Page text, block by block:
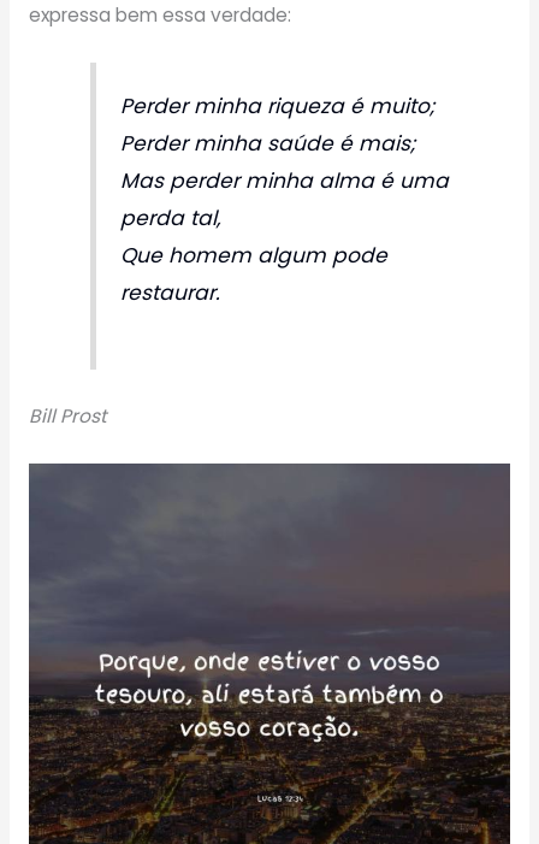
expressa bem essa verdade:
Perder minha riqueza é muito;
Perder minha saúde é mais;
Mas perder minha alma é uma
perda tal,
Que homem algum pode
restaurar.
Bill Prost